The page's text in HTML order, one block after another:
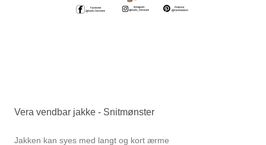
Vera vendbar jakke - Snitmønster
Jakken kan syes med langt og kort ærme